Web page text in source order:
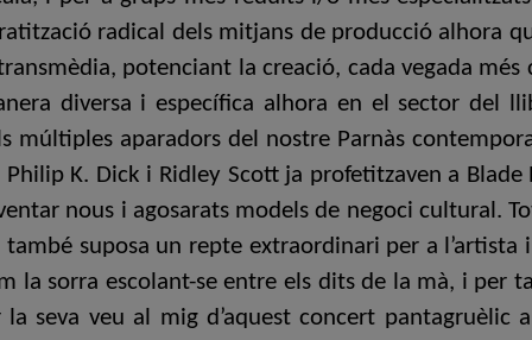
radical dels mitjans de producció alhora
potenciant la creació, cada vegada més
diversa i específica alhora en el sector del
múltiples aparadors del nostre Parnàs
K. Dick i Ridley Scott ja profetitzaven a
nous i agosarats models de negoci cultural.
també suposa un repte extraordinari per a
la sorra escolant-se entre els dits de la mà, i per
seva veu al mig d’aquest concert pantagruèlic